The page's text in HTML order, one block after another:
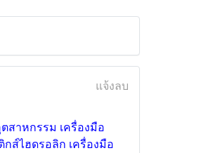
แจ้งลบ
สาหกรรม เครื่องมือ
ส์ไฮดรอลิก เครื่องมือ